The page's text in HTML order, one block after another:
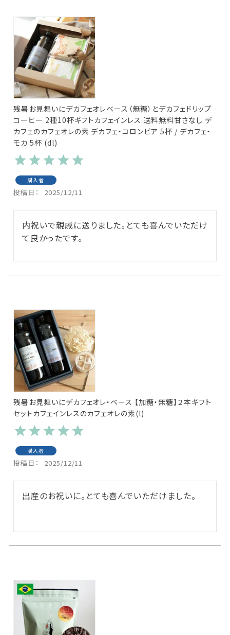
残暑お見舞いにデカフェオレベース（無糖）とデカフェドリップ
コーヒー 2種10杯ギフトカフェインレス 送料無料甘さなし デ
カフェのカフェオレの素 デカフェ・コロンビア 5杯 / デカフェ・
モカ 5杯 (dl)
購入者
投稿日 2025/12/11
内祝いで親戚に送りました。とても喜んでいただけ
て良かったです。
残暑お見舞いにデカフェオレ・ベース 【加糖・無糖】２本ギフト
セットカフェインレスのカフェオレの素(l)
購入者
投稿日 2025/12/11
出産のお祝いに。とても喜んでいただけました。